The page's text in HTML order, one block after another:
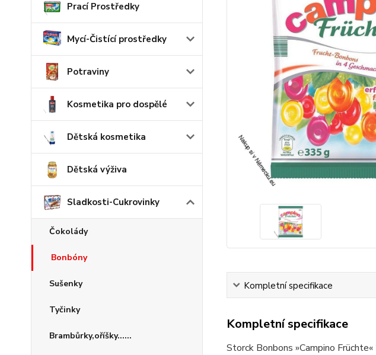
Prací Prostředky
Mycí-Čistící prostředky
Potraviny
Kosmetika pro dospělé
Dětská kosmetika
Dětská výživa
Sladkosti-Cukrovinky
Čokolády
Bonbóny
Sušenky
Tyčinky
Brambůrky,oříšky......
Kompletní specifikace
Kompletní specifikace
Storck Bonbons »Campino